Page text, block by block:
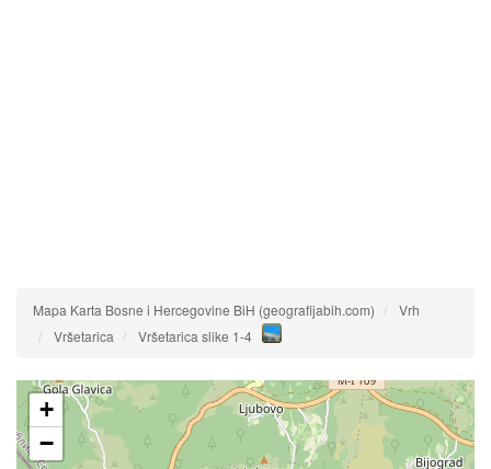
Mapa Karta Bosne i Hercegovine BiH (geografijabih.com)
Vrh
Vršetarica
Vršetarica slike 1-4
+
−